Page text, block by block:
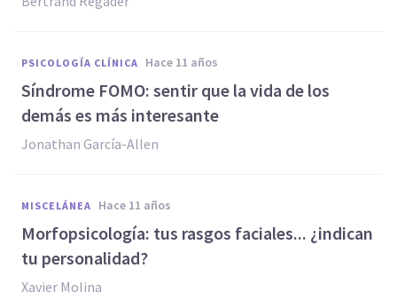
PSICOLOGÍA CLÍNICA hace 11 años
Síndrome FOMO: sentir que la vida de los
demás es más interesante
Jonathan García-Allen
MISCELÁNEA hace 11 años
Morfopsicología: tus rasgos faciales... ¿indican
tu personalidad?
Xavier Molina